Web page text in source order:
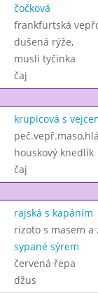
čočková
frankfurtská
dušená rýže,
musli tyčinka
čaj
krupicová s
houskový knedlík
čaj
rajská s kapáním
rizoto s masem a
sypané sýrem
červená řepa
džus